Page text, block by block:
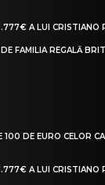
A LUI CRISTIANO
FAMILIA REGALĂ
100 DE EURO CELOR
A LUI CRISTIANO